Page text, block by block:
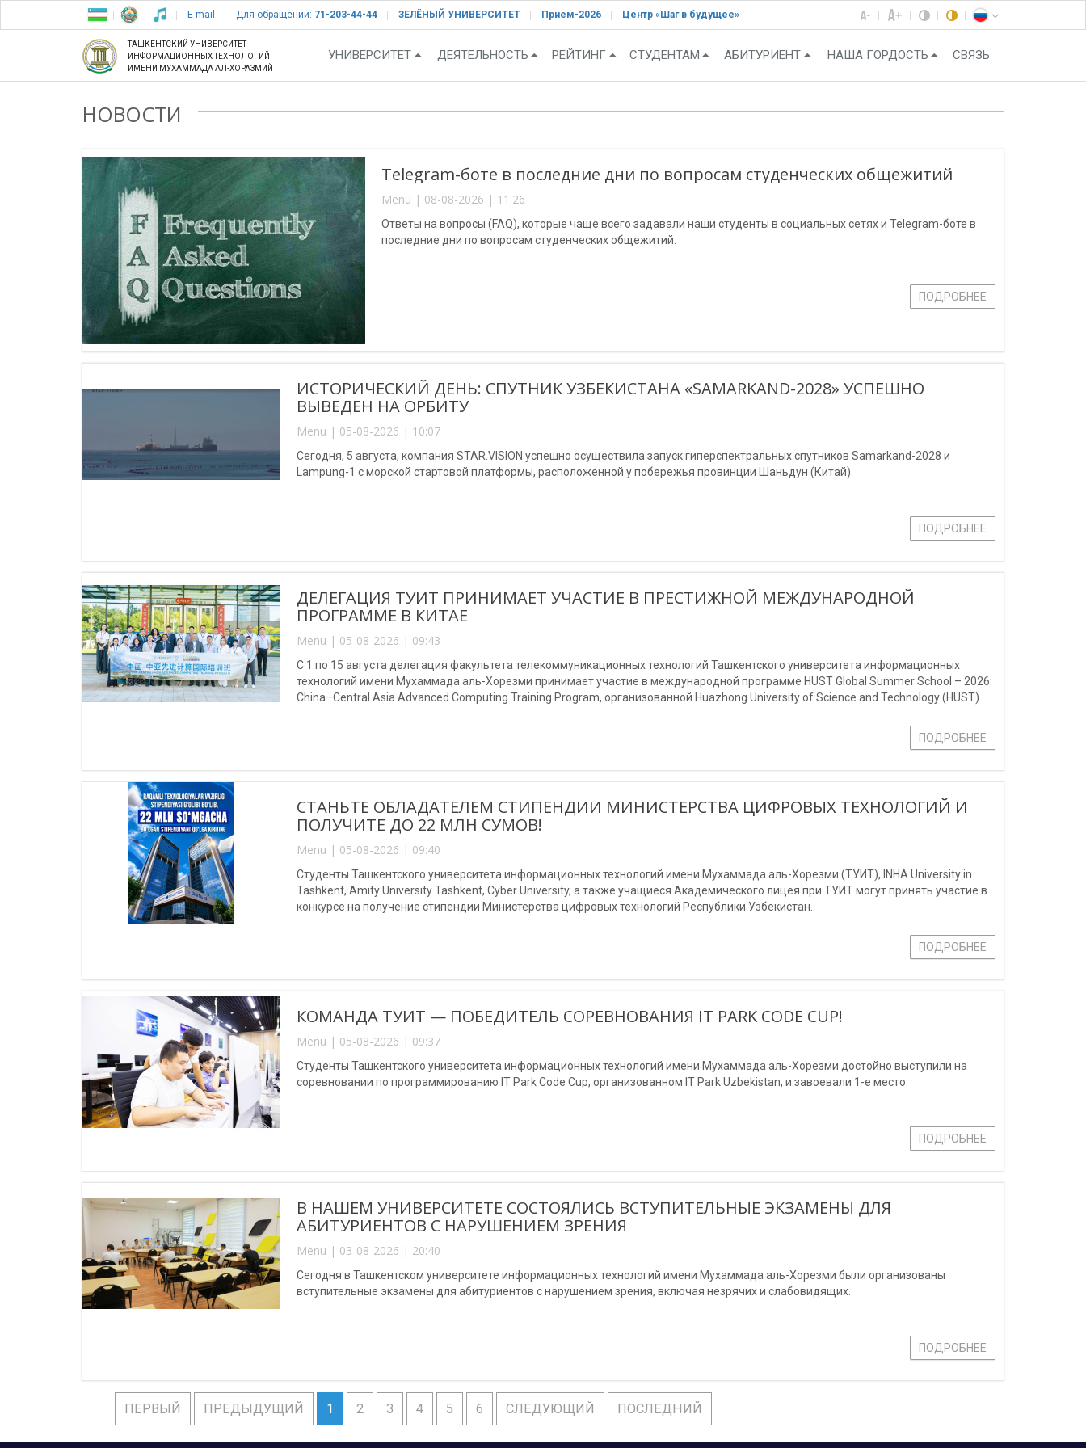
E-mail Для обращений: 71-203-44-44 ЗЕЛЁНЫЙ УНИВЕРСИТЕТ Прием-2026 Центр «Шаг в будущее»
ТАШКЕНТСКИЙ УНИВЕРСИТЕТ
ИНФОРМАЦИОННЫХ ТЕХНОЛОГИЙ
ИМЕНИ МУХАММАДА АЛ-ХОРАЗМИЙ
УНИВЕРСИТЕТ ДЕЯТЕЛЬНОСТЬ РЕЙТИНГ СТУДЕНТАМ АБИТУРИЕНТ НАША ГОРДОСТЬ СВЯЗЬ
НОВОСТИ
Telegram-боте в последние дни по вопросам студенческих общежитий
Menu | 08-08-2026 | 11:26
Ответы на вопросы (FAQ), которые чаще всего задавали наши студенты в социальных сетях и Telegram-боте в
последние дни по вопросам студенческих общежитий:
ПОДРОБНЕЕ
ИСТОРИЧЕСКИЙ ДЕНЬ: СПУТНИК УЗБЕКИСТАНА «SAMARKAND-2028» УСПЕШНО
ВЫВЕДЕН НА ОРБИТУ
Menu | 05-08-2026 | 10:07
Сегодня, 5 августа, компания STAR.VISION успешно осуществила запуск гиперспектральных спутников Samarkand-2028 и
Lampung-1 с морской стартовой платформы, расположенной у побережья провинции Шаньдун (Китай).
ПОДРОБНЕЕ
ДЕЛЕГАЦИЯ ТУИТ ПРИНИМАЕТ УЧАСТИЕ В ПРЕСТИЖНОЙ МЕЖДУНАРОДНОЙ
ПРОГРАММЕ В КИТАЕ
Menu | 05-08-2026 | 09:43
С 1 по 15 августа делегация факультета телекоммуникационных технологий Ташкентского университета информационных
технологий имени Мухаммада аль-Хорезми принимает участие в международной программе HUST Global Summer School – 2026:
China–Central Asia Advanced Computing Training Program, организованной Huazhong University of Science and Technology (HUST)
ПОДРОБНЕЕ
СТАНЬТЕ ОБЛАДАТЕЛЕМ СТИПЕНДИИ МИНИСТЕРСТВА ЦИФРОВЫХ ТЕХНОЛОГИЙ И
ПОЛУЧИТЕ ДО 22 МЛН СУМОВ!
Menu | 05-08-2026 | 09:40
Студенты Ташкентского университета информационных технологий имени Мухаммада аль-Хорезми (ТУИТ), INHA University in
Tashkent, Amity University Tashkent, Cyber University, а также учащиеся Академического лицея при ТУИТ могут принять участие в
конкурсе на получение стипендии Министерства цифровых технологий Республики Узбекистан.
ПОДРОБНЕЕ
КОМАНДА ТУИТ — ПОБЕДИТЕЛЬ СОРЕВНОВАНИЯ IT PARK CODE CUP!
Menu | 05-08-2026 | 09:37
Студенты Ташкентского университета информационных технологий имени Мухаммада аль-Хорезми достойно выступили на
соревновании по программированию IT Park Code Cup, организованном IT Park Uzbekistan, и завоевали 1-е место.
ПОДРОБНЕЕ
В НАШЕМ УНИВЕРСИТЕТЕ СОСТОЯЛИСЬ ВСТУПИТЕЛЬНЫЕ ЭКЗАМЕНЫ ДЛЯ
АБИТУРИЕНТОВ С НАРУШЕНИЕМ ЗРЕНИЯ
Menu | 03-08-2026 | 20:40
Сегодня в Ташкентском университете информационных технологий имени Мухаммада аль-Хорезми были организованы
вступительные экзамены для абитуриентов с нарушением зрения, включая незрячих и слабовидящих.
ПОДРОБНЕЕ
ПЕРВЫЙ ПРЕДЫДУЩИЙ 1 2 3 4 5 6 СЛЕДУЮЩИЙ ПОСЛЕДНИЙ